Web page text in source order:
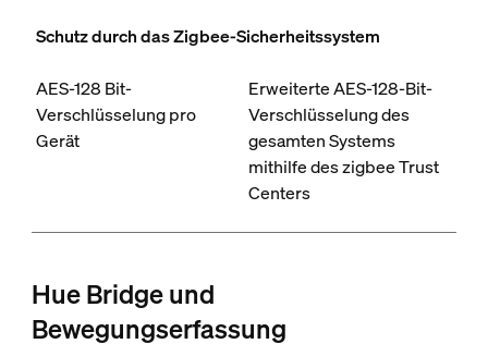
Schutz durch das Zigbee-Sicherheitssystem
AES-128 Bit-
Verschlüsselung pro
Gerät
Erweiterte AES-128-Bit-
Verschlüsselung des
gesamten Systems
mithilfe des zigbee Trust
Centers
Hue Bridge und
Bewegungserfassung